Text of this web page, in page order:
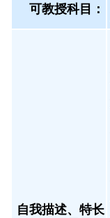
可教授科目：
自我描述、特长